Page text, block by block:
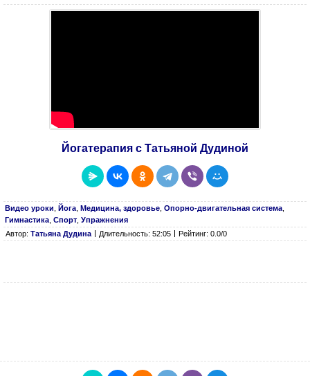
Йогатерапия с Татьяной Дудиной
Видео уроки Йога Медицина, здоровье Опорно-двигательная система
Гимнастика Спорт Упражнения
Автор: Татьяна Дудина Длительность: 52:05 Рейтинг: 0.0/0